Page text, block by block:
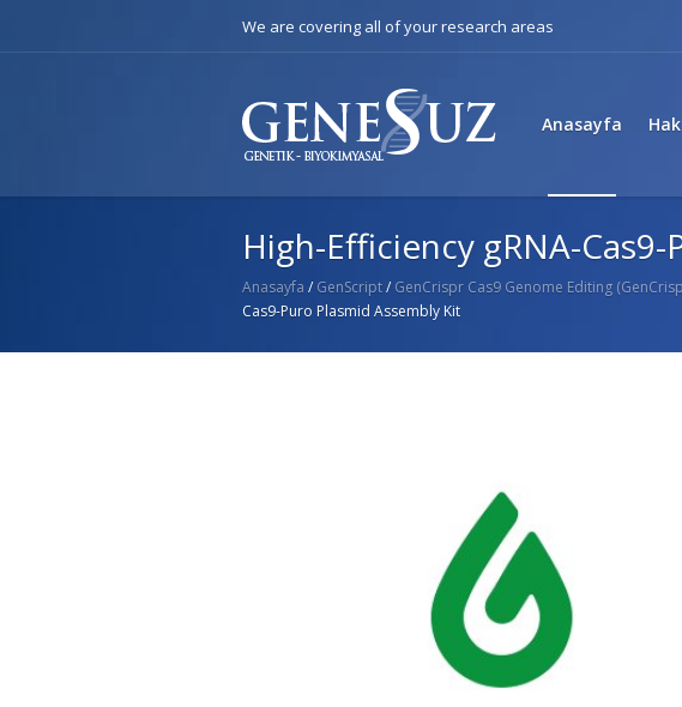
We are covering all of your research areas
Anasayfa
High-Efficiency gRNA-
Anasayfa / GenScript/ GenCrispr Cas9 Genome Editing
Cas9-Puro Plasmid Assembly Kit